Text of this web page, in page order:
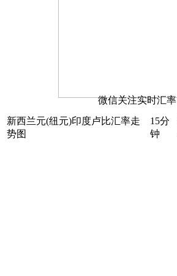
微信关注实时汇率
新西兰元(纽元)印度卢比汇率走
势图
15分
钟